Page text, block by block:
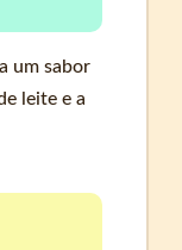
um sabor
leite e a